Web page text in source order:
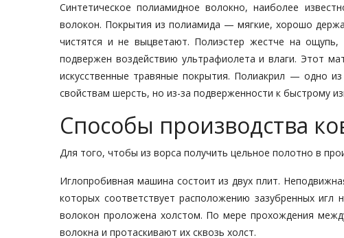
Синтетическое полиамидное волокно, наиболее
волокон. Покрытия из полиамида — мягкие, хорошо
чистятся и не выцветают. Полиэстер жестче на ощупь,
подвержен воздействию ультрафиолета и влаги. Этот
искусственные травяные покрытия. Полиакрил — одно
свойствам шерсть, но из-за подверженности к быстрому
Способы производства
Для того, чтобы из ворса получить цельное полотно в
Иглопробивная машина состоит из двух плит.
которых соответствует расположению зазубренных игл
волокон проложена холстом. По мере прохождения
волокна и протаскивают их сквозь холст.